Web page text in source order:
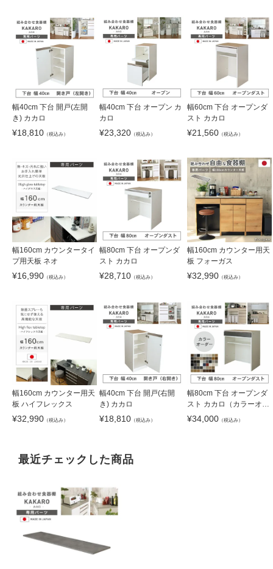
幅40cm 下台 開戸(左開
き) カカロ
¥18,810 （税込み）
幅40cm 下台 オープン カ
カロ
¥23,320 （税込み）
幅60cm 下台 オープンダ
スト カカロ
¥21,560（税込み）
幅160cm カウンタータイ
プ用天板 ネオ
¥16,990 （税込み）
幅80cm 下台 オープンダ
スト カカロ
¥28,710 （税込み）
幅160cm カウンター用天
板 フォーガス
¥32,990（税込み）
幅160cm カウンター用天
板 ハイフレックス
¥32,990 （税込み）
幅40cm 下台 開戸(右開
き) カカロ
¥18,810 （税込み）
幅80cm 下台 オープンダ
スト カカロ（カラーオー
ダー）
¥34,000（税込み）
最近チェックした商品